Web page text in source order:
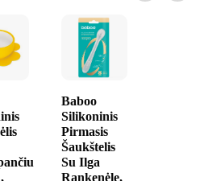
Baboo
Silikoninis
Pirmasis
Šaukštelis
Su Ilga
Rankenėle,